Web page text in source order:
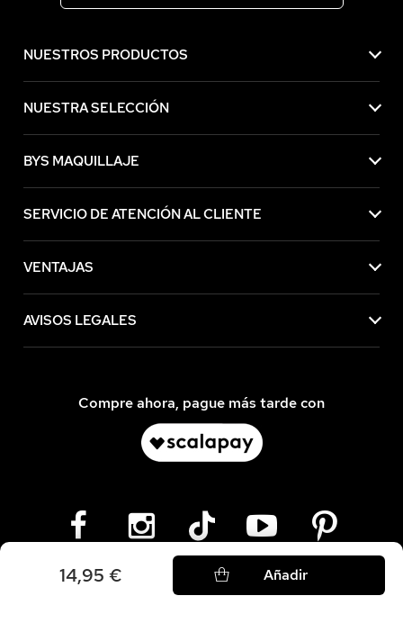
14,95 € Añadir
NUESTROS PRODUCTOS
NUESTRA SELECCIÓN
BYS MAQUILLAJE
SERVICIO DE ATENCIÓN AL CLIENTE
VENTAJAS
AVISOS LEGALES
Compre ahora, pague más tarde con